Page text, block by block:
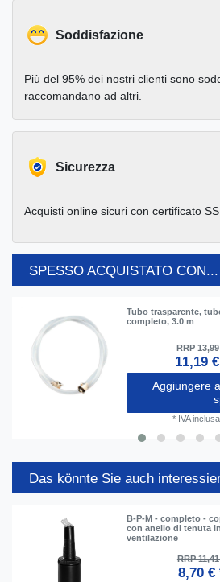
Soddisfazione
Più del 95% dei nostri clienti sono
raccomandano ad altri.
Sicurezza
Acquisti online sicuri con certificato
SPESSO ACQUISTATO CON...
Tubo trasparente,
completo, 3.0 m
RRP
11,19
Aggiungere
* IVA inclusa
Das könnte Sie auch
B-P-M - completo -
con anello di tenuta
ventilazione
RRP
8,70 €